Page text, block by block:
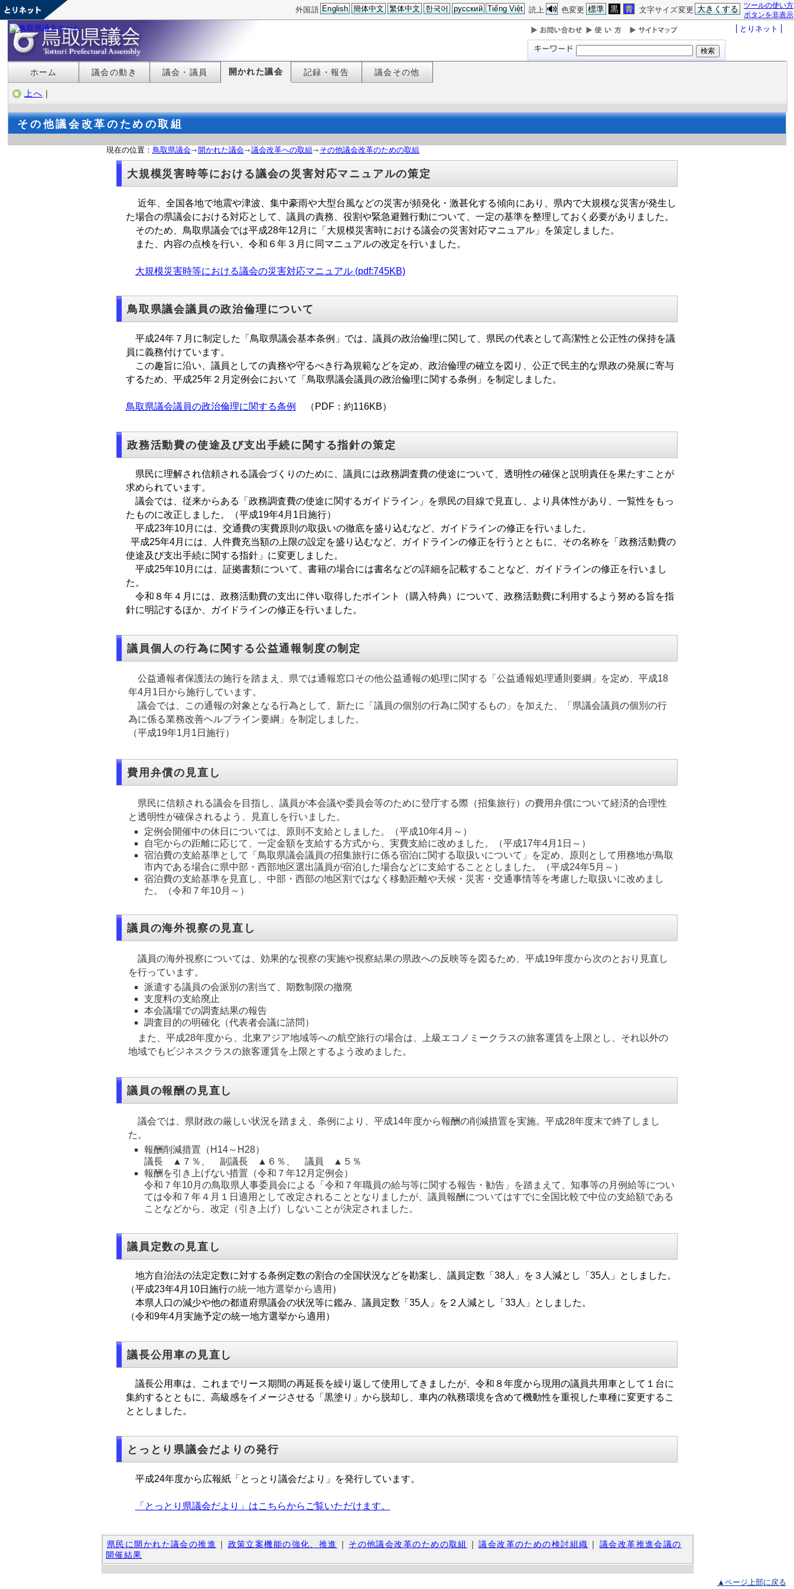
ツールの使い方
ボタンを非表示
文字サイズ変更 大きくする
色変更 標準 黒 青
読上
外国語 English 簡体中文 繁体中文 한국어 русский Tiếng Việt
とりネット
ホーム 議会の動き 議会・議員 開かれた議会 記録・報告 議会その他
上へ ｜
その他議会改革のための取組
現在の位置： 鳥取県議会 開かれた議会 議会改革への取組 その他議会改革のための取組
大規模災害時等における議会の災害対応マニュアルの策定
近年、全国各地で地震や津波、集中豪雨や大型台風などの災害が頻発化・激甚化する傾向にあり、県内で大規模な災害が発生し
た場合の県議会における対応として、議員の責務、役割や緊急避難行動について、一定の基準を整理しておく必要がありました。
そのため、鳥取県議会では平成28年12月に「大規模災害時における議会の災害対応マニュアル」を策定しました。
また、内容の点検を行い、令和６年３月に同マニュアルの改定を行いました。
大規模災害時等における議会の災害対応マニュアル (pdf:745KB)
鳥取県議会議員の政治倫理について
平成24年７月に制定した「鳥取県議会基本条例」では、議員の政治倫理に関して、県民の代表として高潔性と公正性の保持を議
員に義務付けています。
この趣旨に沿い、議員としての責務や守るべき行為規範などを定め、政治倫理の確立を図り、公正で民主的な県政の発展に寄与
するため、平成25年２月定例会において「鳥取県議会議員の政治倫理に関する条例」を制定しました。
鳥取県議会議員の政治倫理に関する条例 （PDF：約116KB）
政務活動費の使途及び支出手続に関する指針の策定
県民に理解され信頼される議会づくりのために、議員には政務調査費の使途について、透明性の確保と説明責任を果たすことが
求められています。
議会では、従来からある「政務調査費の使途に関するガイドライン」を県民の目線で見直し、より具体性があり、一覧性をもっ
たものに改正しました。（平成19年4月1日施行）
平成23年10月には、交通費の実費原則の取扱いの徹底を盛り込むなど、ガイドラインの修正を行いました。
平成25年4月には、人件費充当額の上限の設定を盛り込むなど、ガイドラインの修正を行うとともに、その名称を「政務活動費の
使途及び支出手続に関する指針」に変更しました。
平成25年10月には、証拠書類について、書籍の場合には書名などの詳細を記載することなど、ガイドラインの修正を行いまし
た。
令和８年４月には、政務活動費の支出に伴い取得したポイント（購入特典）について、政務活動費に利用するよう努める旨を指
針に明記するほか、ガイドラインの修正を行いました。
議員個人の行為に関する公益通報制度の制定
公益通報者保護法の施行を踏まえ、県では通報窓口その他公益通報の処理に関する「公益通報処理通則要綱」を定め、平成18
年4月1日から施行しています。
議会では、この通報の対象となる行為として、新たに「議員の個別の行為に関するもの」を加えた、「県議会議員の個別の行
為に係る業務改善ヘルプライン要綱」を制定しました。
（平成19年1月1日施行）
費用弁償の見直し
県民に信頼される議会を目指し、議員が本会議や委員会等のために登庁する際（招集旅行）の費用弁償について経済的合理性
と透明性が確保されるよう、見直しを行いました。
定例会開催中の休日については、原則不支給としました。（平成10年4月～）
自宅からの距離に応じて、一定金額を支給する方式から、実費支給に改めました。（平成17年4月1日～）
宿泊費の支給基準として「鳥取県議会議員の招集旅行に係る宿泊に関する取扱いについて」を定め、原則として用務地が鳥取
市内である場合に県中部・西部地区選出議員が宿泊した場合などに支給することとしました。（平成24年5月～）
宿泊費の支給基準を見直し、中部・西部の地区割ではなく移動距離や天候・災害・交通事情等を考慮した取扱いに改めまし
た。（令和７年10月～）
議員の海外視察の見直し
議員の海外視察については、効果的な視察の実施や視察結果の県政への反映等を図るため、平成19年度から次のとおり見直し
を行っています。
派遣する議員の会派別の割当て、期数制限の撤廃
支度料の支給廃止
本会議場での調査結果の報告
調査目的の明確化（代表者会議に諮問）
また、平成28年度から、北東アジア地域等への航空旅行の場合は、上級エコノミークラスの旅客運賃を上限とし、それ以外の
地域でもビジネスクラスの旅客運賃を上限とするよう改めました。
議員の報酬の見直し
議会では、県財政の厳しい状況を踏まえ、条例により、平成14年度から報酬の削減措置を実施。平成28年度末で終了しまし
た。
報酬削減措置（H14～H28）
議長 ▲７％、 副議長 ▲６％、 議員 ▲５％
報酬を引き上げない措置（令和７年12月定例会）
令和７年10月の鳥取県人事委員会による「令和７年職員の給与等に関する報告・勧告」を踏まえて、知事等の月例給等につい
ては令和７年４月１日適用として改定されることとなりましたが、議員報酬についてはすでに全国比較で中位の支給額である
ことなどから、改定（引き上げ）しないことが決定されました。
議員定数の見直し
地方自治法の法定定数に対する条例定数の割合の全国状況などを勘案し、議員定数「38人」を３人減とし「35人」としました。
（平成23年4月10日施行の統一地方選挙から適用 ）
本県人口の減少や他の都道府県議会の状況等に鑑み、議員定数「35人」を２人減とし「33人」としました。
（令和9年4月実施予定の統一地方選挙から適用）
議長公用車の見直し
議長公用車は、これまでリース期間の再延長を繰り返して使用してきましたが、令和８年度から現用の議員共用車として１台に
集約するとともに、高級感をイメージさせる「黒塗り」から脱却し、車内の執務環境を含めて機動性を重視した車種に変更するこ
ととしました。
とっとり県議会だよりの発行
平成24年度から広報紙「とっとり議会だより」を発行しています。
「とっとり県議会だより」はこちらからご覧いただけます。
県民に開かれた議会の推進 ｜ 政策立案機能の強化、推進 ｜ その他議会改革のための取組 ｜ 議会改革のための検討組織 ｜
議会改革推進会議の
開催結果
▲ページ上部に戻る